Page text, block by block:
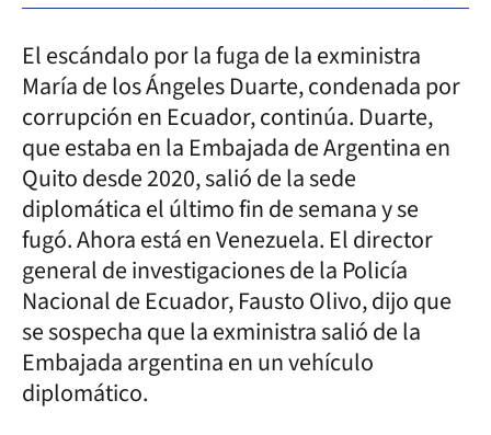
El escándalo por la fuga de la exministra
María de los Ángeles Duarte, condenada por
corrupción en Ecuador, continúa. Duarte,
que estaba en la Embajada de Argentina en
Quito desde 2020, salió de la sede
diplomática el último fin de semana y se
fugó. Ahora está en Venezuela. El director
general de investigaciones de la Policía
Nacional de Ecuador, Fausto Olivo, dijo que
se sospecha que la exministra salió de la
Embajada argentina en un vehículo
diplomático.